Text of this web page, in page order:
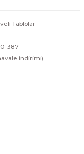
Tablolar
387
indirimi)